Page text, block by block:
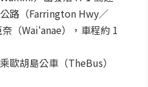
路（Farrington Hwy／
（Waiʻanae），車程約 1
歐胡島公車（TheBus）